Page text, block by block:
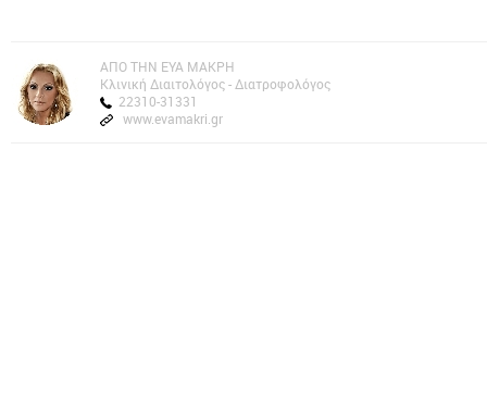
AΠΟ ΤΗΝ ΕΥΑ ΜΑΚΡΗ
Kλινική Διαιτολόγος - Διατροφολόγος
22310-31331
www.evamakri.gr